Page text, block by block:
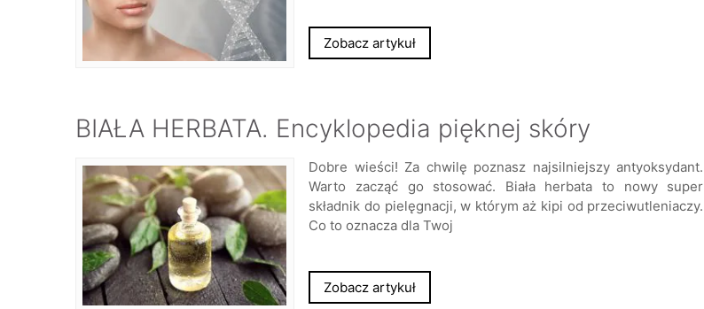
Zobacz artykuł
BIAŁA HERBATA. Encyklopedia pięknej skóry
Dobre wieści! Za chwilę poznasz najsilniejszy antyoksydant.
Warto zacząć go stosować. Biała herbata to nowy super
składnik do pielęgnacji, w którym aż kipi od przeciwutleniaczy.
Co to oznacza dla Twoj
Zobacz artykuł